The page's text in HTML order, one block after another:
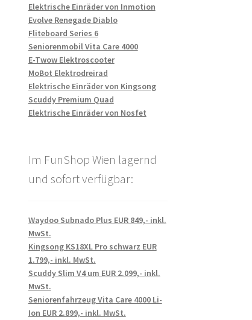
Elektrische Einräder von Inmotion
Evolve Renegade Diablo
Fliteboard Series 6
Seniorenmobil Vita Care 4000
E-Twow Elektroscooter
MoBot Elektrodreirad
Elektrische Einräder von Kingsong
Scuddy Premium Quad
Elektrische Einräder von Nosfet
Im FunShop Wien lagernd
und sofort verfügbar:
Waydoo Subnado Plus EUR 849,- inkl.
MwSt.
Kingsong KS18XL Pro schwarz EUR
1.799,- inkl. MwSt.
Scuddy Slim V4 um EUR 2.099,- inkl.
MwSt.
Seniorenfahrzeug Vita Care 4000 Li-
Ion EUR 2.899,- inkl. MwSt.